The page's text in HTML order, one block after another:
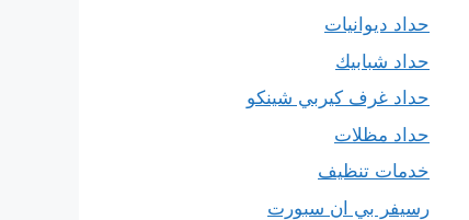
حداد ديوانيات
حداد شبابيك
حداد غرف كيربي شينكو
حداد مظلات
خدمات تنظيف
رسيفر بي ان سبورت